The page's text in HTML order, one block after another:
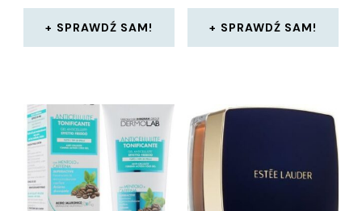
SPRAWDŹ SAM! SPRAWDŹ SAM!